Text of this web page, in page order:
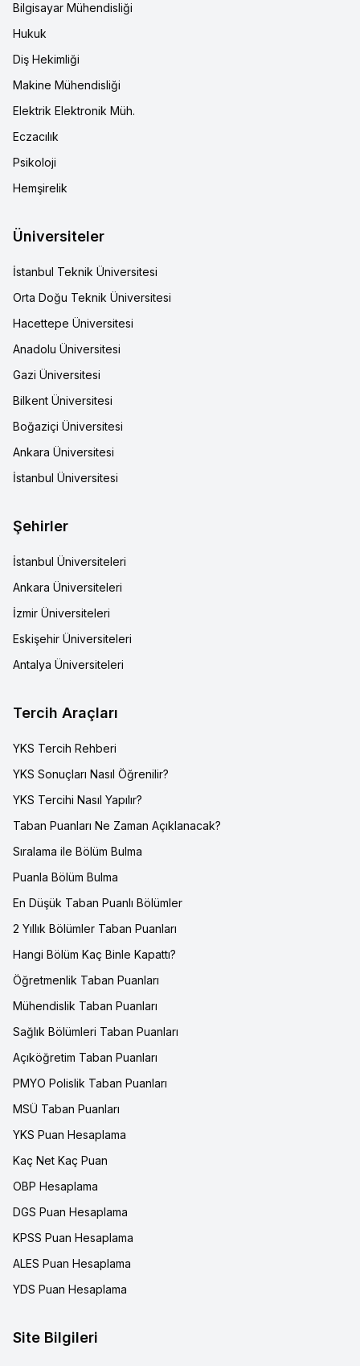
Bilgisayar Mühendisliği
Hukuk
Diş Hekimliği
Makine Mühendisliği
Elektrik Elektronik Müh.
Eczacılık
Psikoloji
Hemşirelik
Üniversiteler
İstanbul Teknik Üniversitesi
Orta Doğu Teknik Üniversitesi
Hacettepe Üniversitesi
Anadolu Üniversitesi
Gazi Üniversitesi
Bilkent Üniversitesi
Boğaziçi Üniversitesi
Ankara Üniversitesi
İstanbul Üniversitesi
Şehirler
İstanbul Üniversiteleri
Ankara Üniversiteleri
İzmir Üniversiteleri
Eskişehir Üniversiteleri
Antalya Üniversiteleri
Tercih Araçları
YKS Tercih Rehberi
YKS Sonuçları Nasıl Öğrenilir?
YKS Tercihi Nasıl Yapılır?
Taban Puanları Ne Zaman Açıklanacak?
Sıralama ile Bölüm Bulma
Puanla Bölüm Bulma
En Düşük Taban Puanlı Bölümler
2 Yıllık Bölümler Taban Puanları
Hangi Bölüm Kaç Binle Kapattı?
Öğretmenlik Taban Puanları
Mühendislik Taban Puanları
Sağlık Bölümleri Taban Puanları
Açıköğretim Taban Puanları
PMYO Polislik Taban Puanları
MSÜ Taban Puanları
YKS Puan Hesaplama
Kaç Net Kaç Puan
OBP Hesaplama
DGS Puan Hesaplama
KPSS Puan Hesaplama
ALES Puan Hesaplama
YDS Puan Hesaplama
Site Bilgileri